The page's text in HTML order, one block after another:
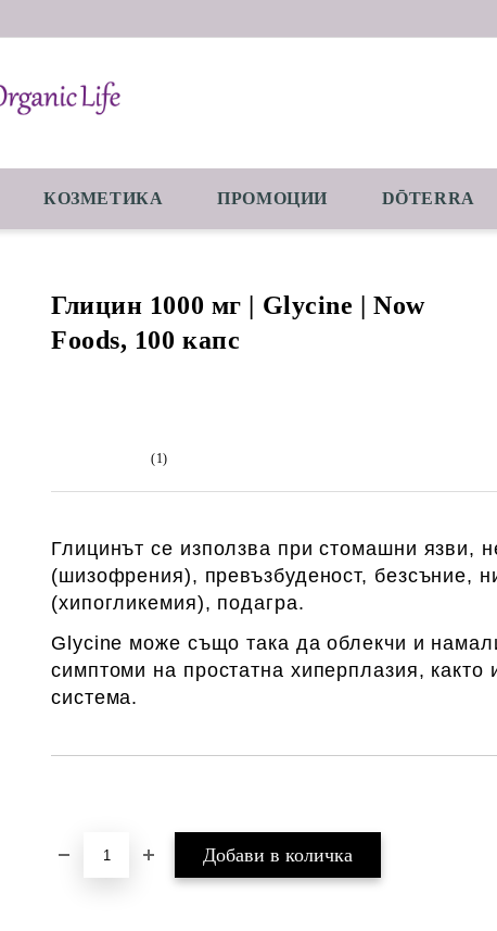
КОЗМЕТИКА ПРОМОЦИИ DŌTERRA
Глицин 1000 мг | Glycine | Now
Foods, 100 капс
(1)
Глицинът се използва при стомашни язви,
(шизофрения), превъзбуденост, безсъние,
(хипогликемия), подагра.
Glycine може също така да облекчи и
симптоми на простатна хиперплазия,
система.